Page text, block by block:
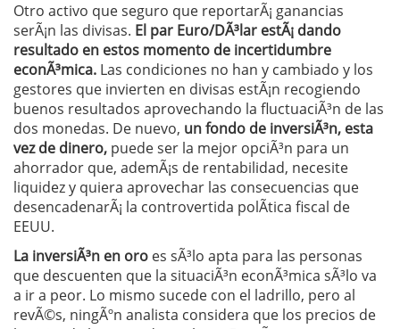
Otro activo que seguro que reportarÃ¡ ganancias
serÃ¡n las divisas. El par Euro/DÃ³lar estÃ¡ dando
resultado en estos momento de incertidumbre
econÃ³mica. Las condiciones no han y cambiado y los
gestores que invierten en divisas estÃ¡n recogiendo
buenos resultados aprovechando la fluctuaciÃ³n de las
dos monedas. De nuevo, un fondo de inversiÃ³n, esta
vez de dinero, puede ser la mejor opciÃ³n para un
ahorrador que, ademÃ¡s de rentabilidad, necesite
liquidez y quiera aprovechar las consecuencias que
desencadenarÃ¡ la controvertida polÃ­tica fiscal de
EEUU.
La inversiÃ³n en oro es sÃ³lo apta para las personas
que descuenten que la situaciÃ³n econÃ³mica sÃ³lo va
a ir a peor. Lo mismo sucede con el ladrillo, pero al
revÃ©s, ningÃºn analista considera que los precios de